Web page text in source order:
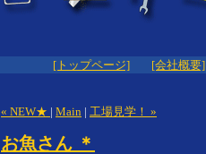
[トップページ]
[会社概要]
« NEW★ | Main | 工場見学！ »
お魚さん ＊